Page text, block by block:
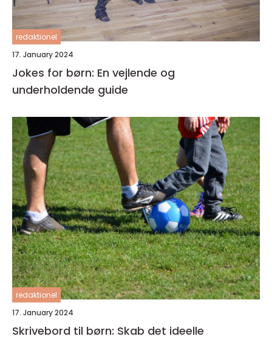
redaktionel
17. January 2024
Jokes for børn: En vejlende og
underholdende guide
redaktionel
17. January 2024
Skrivebord til børn: Skab det ideelle